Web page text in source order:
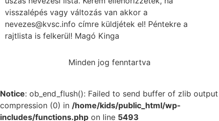
visszalépés vagy változás van akkor a
nevezes@kvsc.info címre küldjétek el! Péntekre a
rajtlista is felkerül! Magó Kinga
Minden jog fenntartva
Notice: ob_end_flush(): Failed to send buffer of zlib output
compression (0) in /home/kids/public_html/wp-
includes/functions.php on line 5493